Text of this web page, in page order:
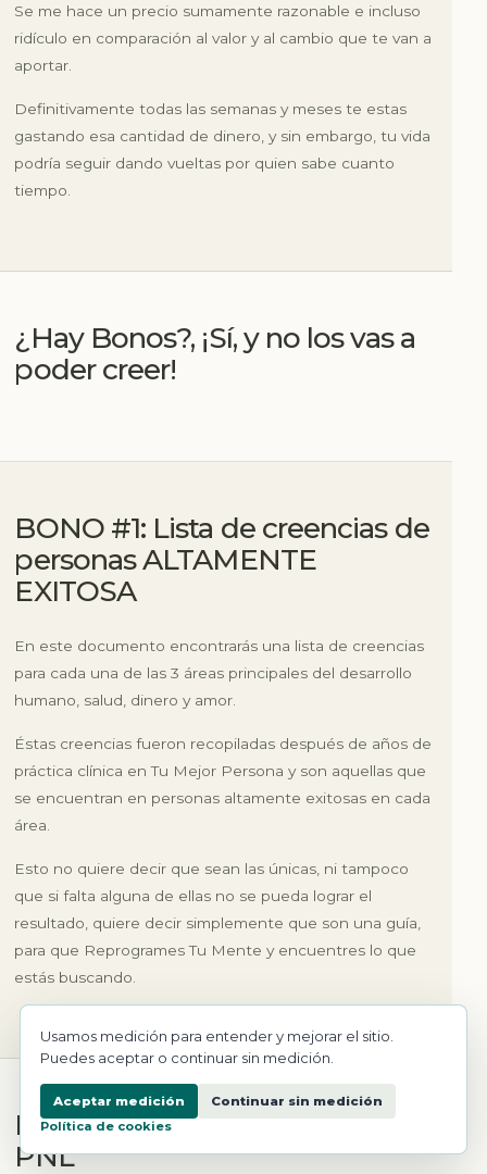
Se me hace un precio sumamente razonable e incluso
ridículo en comparación al valor y al cambio que te van a
aportar.
Definitivamente todas las semanas y meses te estas
gastando esa cantidad de dinero, y sin embargo, tu vida
podría seguir dando vueltas por quien sabe cuanto
tiempo.
¿Hay Bonos?, ¡Sí, y no los vas a
poder creer!
BONO #1: Lista de creencias de
personas ALTAMENTE
EXITOSA
En este documento encontrarás una lista de creencias
para cada una de las 3 áreas principales del desarrollo
humano, salud, dinero y amor.
Éstas creencias fueron recopiladas después de años de
práctica clínica en Tu Mejor Persona y son aquellas que
se encuentran en personas altamente exitosas en cada
área.
Esto no quiere decir que sean las únicas, ni tampoco
que si falta alguna de ellas no se pueda lograr el
resultado, quiere decir simplemente que son una guía,
para que Reprogrames Tu Mente y encuentres lo que
estás buscando.
BONO#2 Audios avanzados de
PNL
Usamos medición para entender y mejorar el sitio.
Puedes aceptar o continuar sin medición.
Aceptar medición
Continuar sin medición
Política de cookies